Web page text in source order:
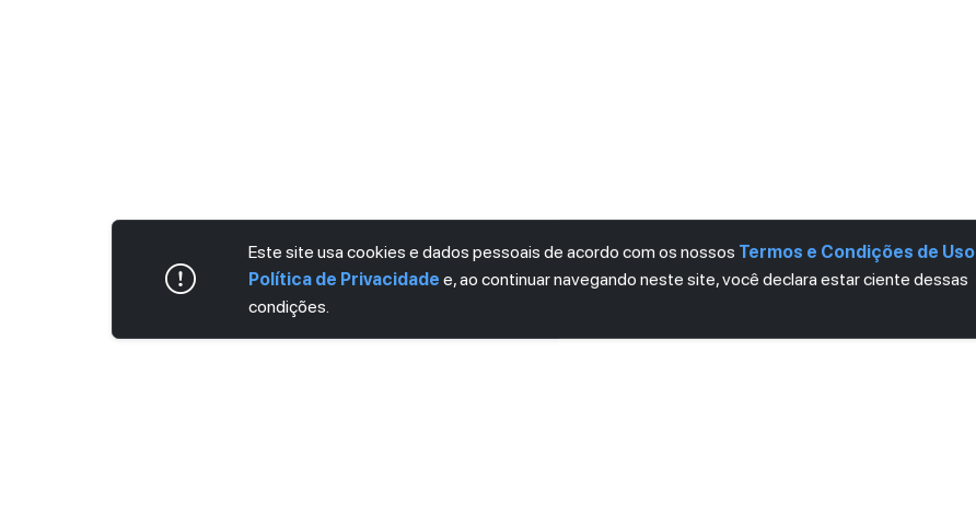
Este site usa cookies e dados pessoais de acordo com os nossos Termos e Condições de Uso
Política de Privacidade e, ao continuar navegando neste site, você declara estar ciente dessas
condições.